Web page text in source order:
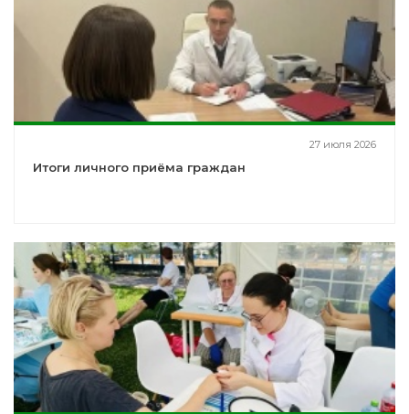
27 июля 2026
Итоги личного приёма граждан